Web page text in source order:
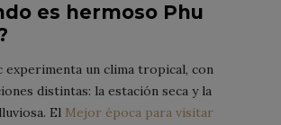
es hermoso Phu
experimenta un clima tropical, con
distintas: la estación seca y la
El Mejor época para visitar